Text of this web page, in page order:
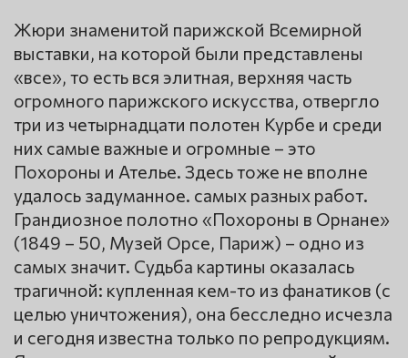
Жюри знаменитой парижской Всемирной
выставки, на которой были представлены
«все», то есть вся элитная, верхняя часть
огромного парижского искусства, отвергло
три из четырнадцати полотен Курбе и среди
них самые важные и огромные – это
Похороны и Ателье. Здесь тоже не вполне
удалось задуманное. самых разных работ.
Грандиозное полотно «Похороны в Орнане»
(1849 – 50, Музей Орсе, Париж) – одно из
самых значит. Судьба картины оказалась
трагичной: купленная кем-то из фанатиков (с
целью уничтожения), она бесследно исчезла
и сегодня известна только по репродукциям.